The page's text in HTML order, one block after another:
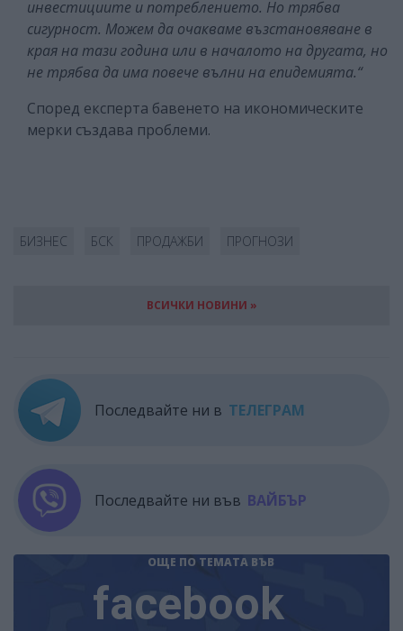
инвестициите и потреблението. Но трябва
сигурност. Можем да очакваме възстановяване в
края на тази година или в началото на другата, но
не трябва да има повече вълни на епидемията.“
Според експерта бавенето на икономическите
мерки създава проблеми.
БИЗНЕС БСК ПРОДАЖБИ ПРОГНОЗИ
ВСИЧКИ НОВИНИ »
Последвайте ни в ТЕЛЕГРАМ
Последвайте ни във ВАЙБЪР
ОЩЕ ПО ТЕМАТА ВЪВ
facebook